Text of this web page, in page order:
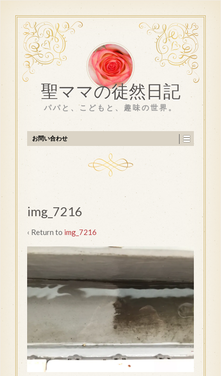
聖ママの徒然日記
パパと、こどもと、趣味の世界。
お問い合わせ
img_7216
‹ Return to img_7216